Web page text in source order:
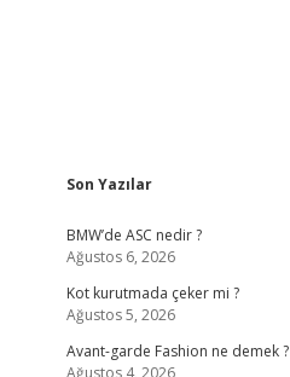
Sidebar
Son Yazılar
BMW’de ASC nedir ?
Ağustos 6, 2026
Kot kurutmada çeker mi ?
Ağustos 5, 2026
Avant-garde Fashion ne demek ?
Ağustos 4, 2026